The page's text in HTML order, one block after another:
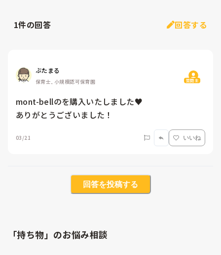
1件の回答 回答する
ぶたまる
保育士, 小規模認可保育園 質問主
mont-bellのを購入いたしました♥
ありがとうございました！
03/21 いいね
回答を投稿する
「持ち物」のお悩み相談